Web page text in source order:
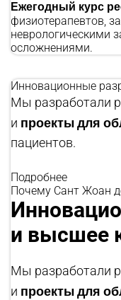
Ежегодный курс
физиотерапевтов,
неврологическими
осложнениями.
Инновационные
Мы разработали
и проекты для
пациентов.
Подробнее
Почему Сант Жоан
и высшее
Мы разработали
и проекты для